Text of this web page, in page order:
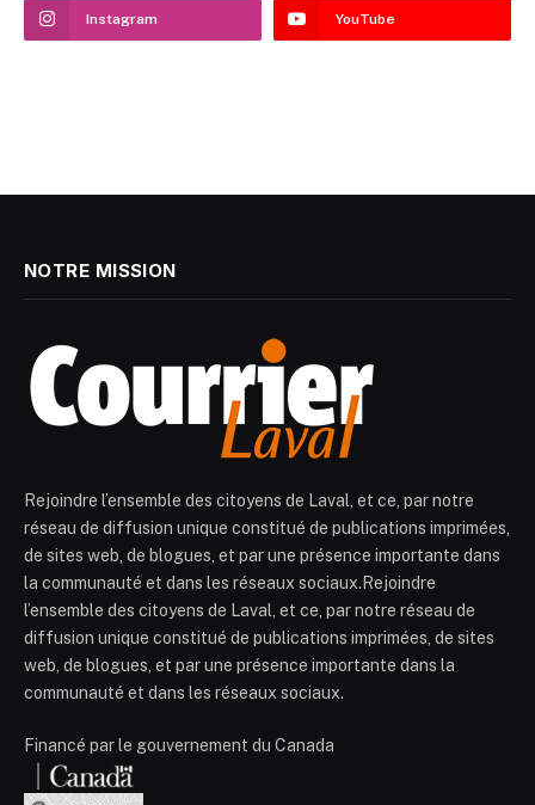
Instagram YouTube
NOTRE MISSION
Rejoindre l’ensemble des citoyens de Laval, et ce, par notre
réseau de diffusion unique constitué de publications imprimées,
de sites web, de blogues, et par une présence importante dans
la communauté et dans les réseaux sociaux.Rejoindre
l’ensemble des citoyens de Laval, et ce, par notre réseau de
diffusion unique constitué de publications imprimées, de sites
web, de blogues, et par une présence importante dans la
communauté et dans les réseaux sociaux.
Financé par le gouvernement du Canada